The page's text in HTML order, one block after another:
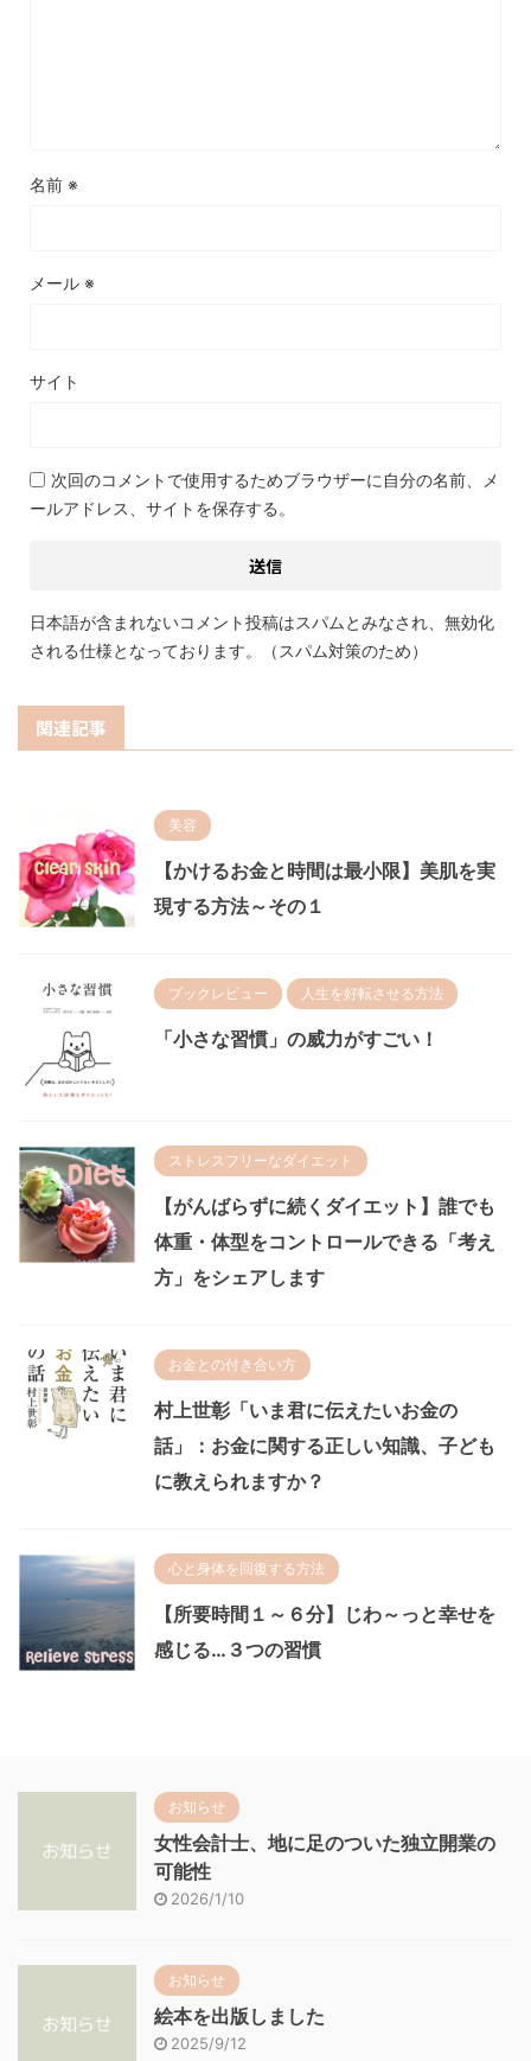
名前 ※
メール ※
サイト
次回のコメントで使用するためブラウザーに自分の名前、メ
ールアドレス、サイトを保存する。
日本語が含まれないコメント投稿はスパムとみなされ、無効化
される仕様となっております。（スパム対策のため）
関連記事
美容
【かけるお金と時間は最小限】美肌を実
現する方法～その１
ブックレビュー 人生を好転させる方法
「小さな習慣」の威力がすごい！
ストレスフリーなダイエット
【がんばらずに続くダイエット】誰でも
体重・体型をコントロールできる「考え
方」をシェアします
お金との付き合い方
村上世彰「いま君に伝えたいお金の
話」：お金に関する正しい知識、子ども
に教えられますか？
心と身体を回復する方法
【所要時間１～６分】じわ～っと幸せを
感じる…３つの習慣
お知らせ
女性会計士、地に足のついた独立開業の
可能性
2026/1/10
お知らせ
絵本を出版しました
2025/9/12